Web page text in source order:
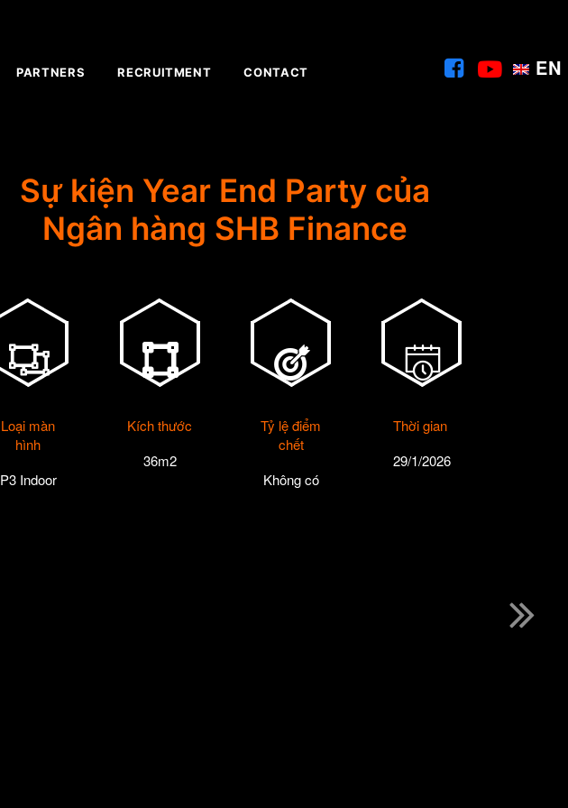
PARTNERS RECRUITMENT CONTACT EN
Sự kiện Year End Party của
Ngân hàng SHB Finance
Loại màn
hình
P3 Indoor
Kích thước
36m2
Tỷ lệ điểm
chết
Không có
Thời gian
29/1/2026